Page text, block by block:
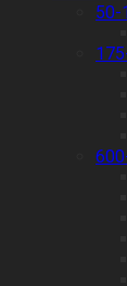
50-